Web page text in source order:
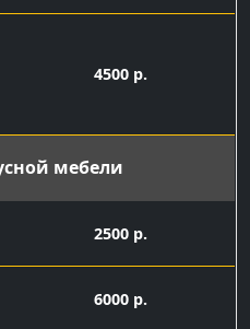
4500 р.
мебели
2500 р.
6000 р.